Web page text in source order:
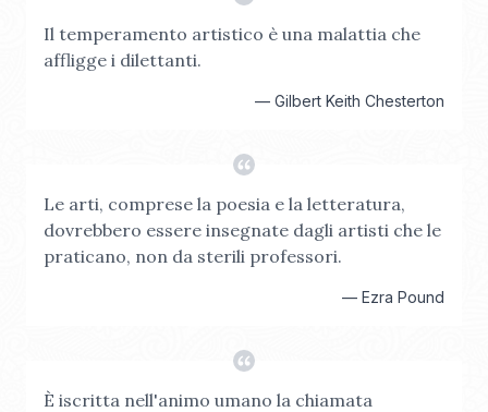
Il temperamento artistico è una malattia che
affligge i dilettanti.
— Gilbert Keith Chesterton
Le arti, comprese la poesia e la letteratura,
dovrebbero essere insegnate dagli artisti che le
praticano, non da sterili professori.
— Ezra Pound
È iscritta nell'animo umano la chiamata